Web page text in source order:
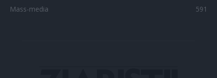
Mass-media
591